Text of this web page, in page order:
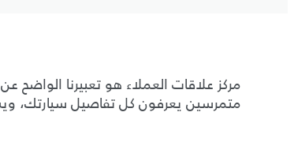
مركز علاقات العملاء هو تعبيرنا
متمرسين يعرفون كل تفاصيل سيارتك،